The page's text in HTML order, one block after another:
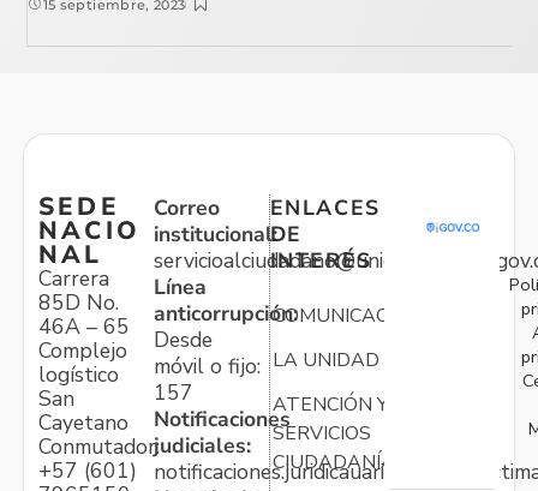
15 septiembre, 2023
SEDE
NACIO
NAL
Carrera
85D No.
46A – 65
Complejo
logístico
San
Cayetano
Conmutador:
+57 (601)
Correo
institucional:
Línea
anticorrupción:
Desde
móvil o fijo:
157
Notificaciones
judiciales:
ENLACES
DE
INTERÉS
COMUNICACIONES
LA UNIDAD
ATENCIÓN Y
SERVICIOS
CIUDADANÍA